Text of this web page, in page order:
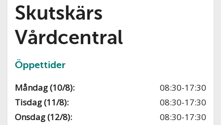
Skutskärs
Vårdcentral
Öppettider
Måndag (10/8):
08:30-17:30
Tisdag (11/8):
08:30-17:30
Onsdag (12/8):
08:30-17:30